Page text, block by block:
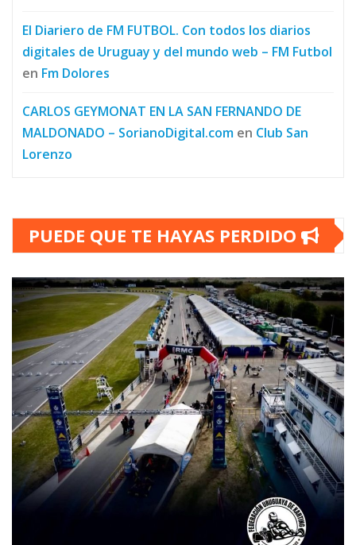
El Diariero de FM FUTBOL. Con todos los diarios
digitales de Uruguay y del mundo web – FM Futbol
en Fm Dolores
CARLOS GEYMONAT EN LA SAN FERNANDO DE
MALDONADO – SorianoDigital.com en Club San
Lorenzo
PUEDE QUE TE HAYAS PERDIDO